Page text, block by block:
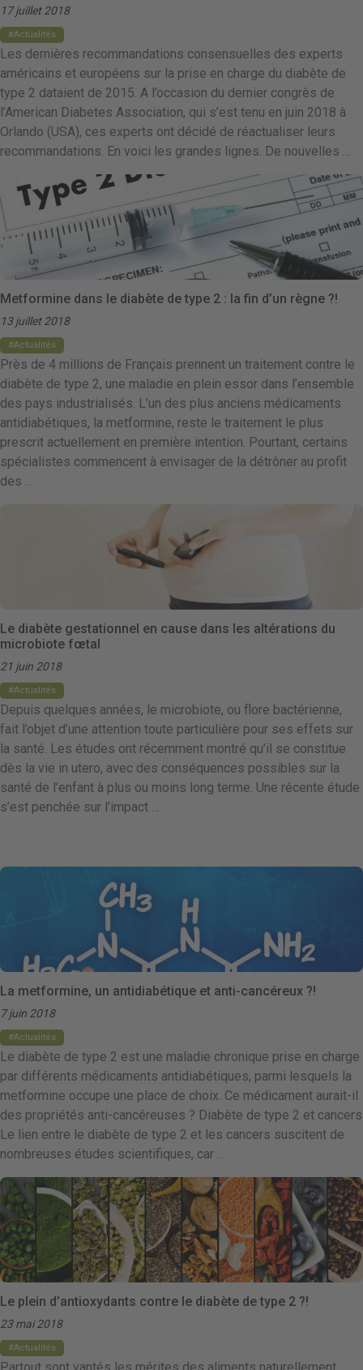
17 juillet 2018
Actualités
Les dernières recommandations consensuelles des experts
américains et européens sur la prise en charge du diabète de
type 2 dataient de 2015. A l’occasion du dernier congrès de
l’American Diabetes Association, qui s’est tenu en juin 2018 à
Orlando (USA), ces experts ont décidé de réactualiser leurs
recommandations. En voici les grandes lignes. De nouvelles …
Metformine dans le diabète de type 2 : la fin d’un règne ?!
13 juillet 2018
Actualités
Près de 4 millions de Français prennent un traitement contre le
diabète de type 2, une maladie en plein essor dans l’ensemble
des pays industrialisés. L’un des plus anciens médicaments
antidiabétiques, la metformine, reste le traitement le plus
prescrit actuellement en première intention. Pourtant, certains
spécialistes commencent à envisager de la détrôner au profit
des …
Le diabète gestationnel en cause dans les altérations du
microbiote fœtal
21 juin 2018
Actualités
Depuis quelques années, le microbiote, ou flore bactérienne,
fait l’objet d’une attention toute particulière pour ses effets sur
la santé. Les études ont récemment montré qu’il se constitue
dès la vie in utero, avec des conséquences possibles sur la
santé de l’enfant à plus ou moins long terme. Une récente étude
s’est penchée sur l’impact …
La metformine, un antidiabétique et anti-cancéreux ?!
7 juin 2018
Actualités
Le diabète de type 2 est une maladie chronique prise en charge
par différents médicaments antidiabétiques, parmi lesquels la
metformine occupe une place de choix. Ce médicament aurait-il
des propriétés anti-cancéreuses ? Diabète de type 2 et cancers
Le lien entre le diabète de type 2 et les cancers suscitent de
nombreuses études scientifiques, car …
Le plein d’antioxydants contre le diabète de type 2 ?!
23 mai 2018
Actualités